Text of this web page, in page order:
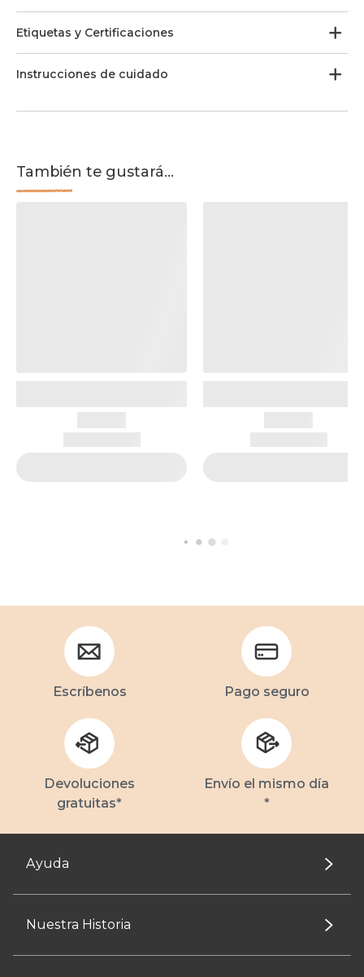
Etiquetas y Certificaciones
Instrucciones de cuidado
También te gustará...
Escríbenos Pago seguro
Devoluciones
gratuitas*
Envío el mismo día
*
Ayuda
Nuestra Historia